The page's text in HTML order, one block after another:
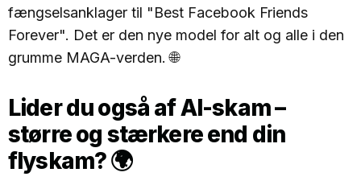
fængselsanklager til "Best Facebook Friends
Forever". Det er den nye model for alt og alle i den
grumme MAGA-verden. 🌐
Lider du også af AI-skam –
større og stærkere end din
flyskam?🌍